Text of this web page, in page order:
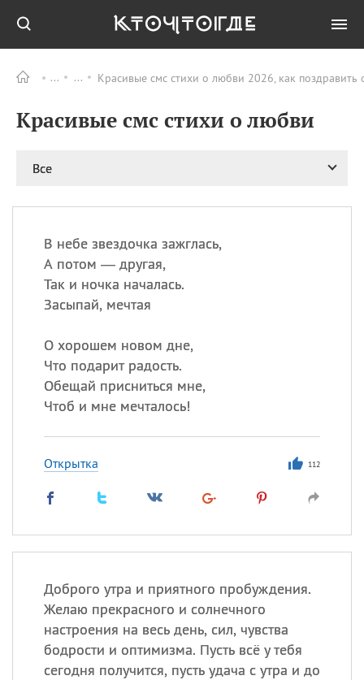
Красивые смс стихи о любви 2026, как поздравить
Красивые смс стихи о любви
Все
В небе звездочка зажглась,
А потом — другая,
Так и ночка началась.
Засыпай, мечтая
О хорошем новом дне,
Что подарит радость.
Обещай присниться мне,
Чтоб и мне мечталось!
Открытка 112
Доброго утра и приятного пробуждения.
Желаю прекрасного и солнечного
настроения на весь день, сил, чувства
бодрости и оптимизма. Пусть всё у тебя
сегодня получится, пусть удача с утра и до
ПРАЗДНИКИ Все
08.08 День «Счастье
случается» (Happiness
День мира в Аугсбурге
великомученика
Пантелеймона –
ИМЕНА
происхождение